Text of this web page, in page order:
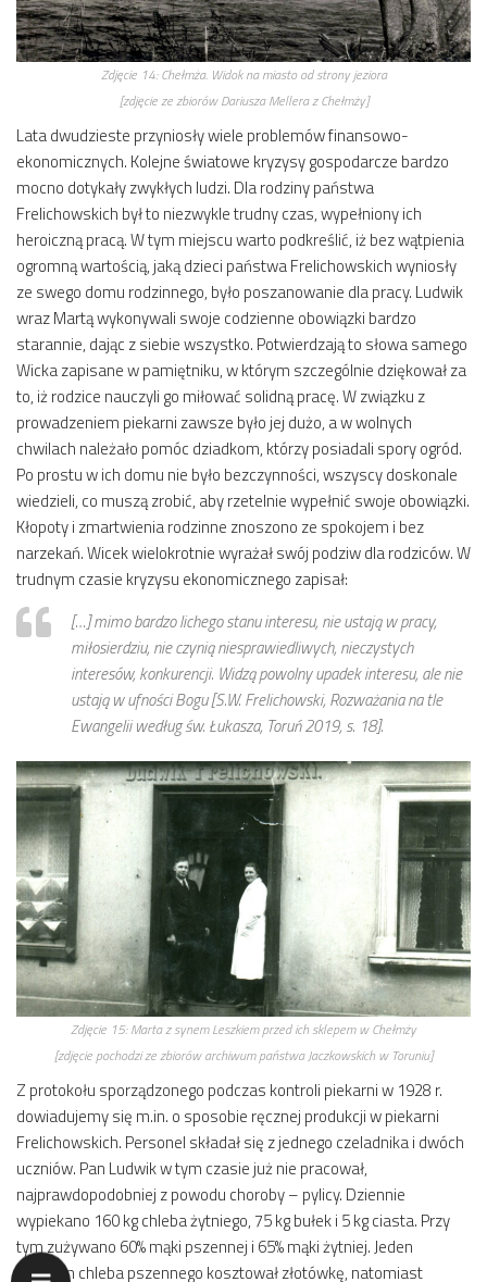
Zdjęcie 14:Chełmża. Widok na miasto od strony jeziora
[zdjęcie ze zbiorów Dariusza Mellera z Chełmży]
Lata dwudzieste przyniosły wiele problemów finansowo-
ekonomicznych. Kolejne światowe kryzysy gospodarcze bardzo
mocno dotykały zwykłych ludzi. Dla rodziny państwa
Frelichowskich był to niezwykle trudny czas, wypełniony ich
heroiczną pracą. W tym miejscu warto podkreślić, iż bez wątpienia
ogromną wartością, jaką dzieci państwa Frelichowskich wyniosły
ze swego domu rodzinnego, było poszanowanie dla pracy. Ludwik
wraz Martą wykonywali swoje codzienne obowiązki bardzo
starannie, dając z siebie wszystko. Potwierdzają to słowa samego
Wicka zapisane w pamiętniku, w którym szczególnie dziękował za
to, iż rodzice nauczyli go miłować solidną pracę. W związku z
prowadzeniem piekarni zawsze było jej dużo, a w wolnych
chwilach należało pomóc dziadkom, którzy posiadali spory ogród.
Po prostu w ich domu nie było bezczynności, wszyscy doskonale
wiedzieli, co muszą zrobić, aby rzetelnie wypełnić swoje obowiązki.
Kłopoty i zmartwienia rodzinne znoszono ze spokojem i bez
narzekań. Wicek wielokrotnie wyrażał swój podziw dla rodziców. W
trudnym czasie kryzysu ekonomicznego zapisał:
[…]mimo bardzo lichego stanu interesu, nie ustają w pracy,
miłosierdziu, nie czynią niesprawiedliwych, nieczystych
interesów, konkurencji. Widzą powolny upadek interesu, ale nie
ustają w ufności Bogu[S.W. Frelichowski, Rozważania na tle
Ewangelii według św. Łukasza, Toruń 2019, s. 18].
Zdjęcie 15:Marta z synem Leszkiem przed ich sklepem w Chełmży
[zdjęcie pochodzi ze zbiorów archiwum państwa Jaczkowskich w Toruniu]
Z protokołu sporządzonego podczas kontroli piekarni w 1928 r.
dowiadujemy się m.in. o sposobie ręcznej produkcji w piekarni
Frelichowskich. Personel składał się z jednego czeladnika i dwóch
uczniów. Pan Ludwik w tym czasie już nie pracował,
najprawdopodobniej z powodu choroby – pylicy. Dziennie
wypiekano 160 kg chleba żytniego, 75 kg bułek i 5 kg ciasta. Przy
tym zużywano 60% mąki pszennej i 65% mąki żytniej. Jeden
kilogram chleba pszennego kosztował złotówkę, natomiast